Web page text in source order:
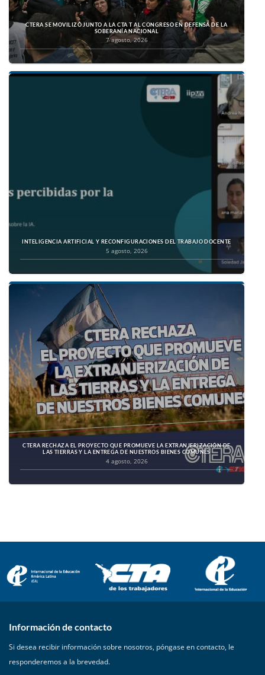
CTERA SE MOVILIZÓ JUNTO A LA CTA T AL CONGRESO EN DEFENSA DE LA
SOBERANÍA NACIONAL
7 agosto, 2026
INTELIGENCIA ARTIFICIAL Y RECONFIGURACIONES DEL TRABAJO DOCENTE
5 agosto, 2026
CTERA RECHAZA EL PROYECTO QUE PROMUEVE LA EXTRANJERIZACIÓN DE
LAS TIERRAS Y LA ENTREGA DE NUESTROS BIENES COMUNES
4 agosto, 2026
Información de contacto
Si desea recibir información sobre nosotros, póngase en contacto, le
responderemos a la brevedad.